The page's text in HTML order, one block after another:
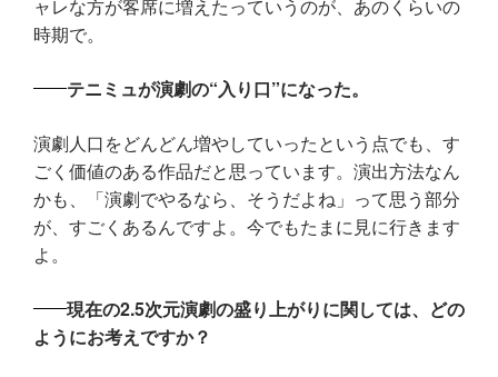
ャレな方が客席に増えたっていうのが、あのくらいの
時期で。
テニミュが演劇の“入り口”になった。
演劇人口をどんどん増やしていったという点でも、す
ごく価値のある作品だと思っています。演出方法なん
かも、「演劇でやるなら、そうだよね」って思う部分
が、すごくあるんですよ。今でもたまに見に行きます
よ。
現在の2.5次元演劇の盛り上がりに関しては、どの
ようにお考えですか？